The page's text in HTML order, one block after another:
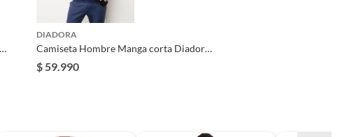
DIADORA
Camiseta Hombre Manga corta Diadora
Lifestyle
$ 59.990